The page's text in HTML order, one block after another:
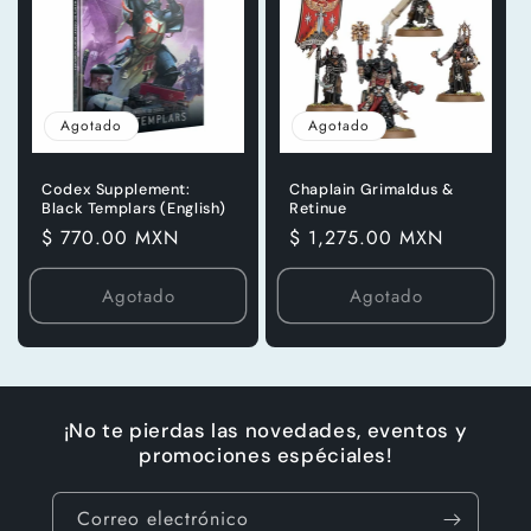
Agotado
Codex Supplement:
Black Templars (English)
Precio
habitual
$ 770.00 MXN
Agotado
Agotado
Chaplain Grimaldus &
Retinue
Precio
habitual
$ 1,275.00 MXN
Agotado
¡No te pierdas las novedades, eventos y
promociones espéciales!
Correo electrónico